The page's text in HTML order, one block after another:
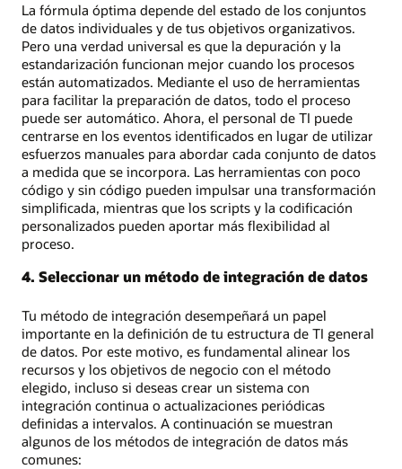
La fórmula óptima depende del estado de los conjuntos
de datos individuales y de tus objetivos organizativos.
Pero una verdad universal es que la depuración y la
estandarización funcionan mejor cuando los procesos
están automatizados. Mediante el uso de herramientas
para facilitar la preparación de datos, todo el proceso
puede ser automático. Ahora, el personal de TI puede
centrarse en los eventos identificados en lugar de utilizar
esfuerzos manuales para abordar cada conjunto de datos
a medida que se incorpora. Las herramientas con poco
código y sin código pueden impulsar una transformación
simplificada, mientras que los scripts y la codificación
personalizados pueden aportar más flexibilidad al
proceso.
4. Seleccionar un método de integración de datos
Tu método de integración desempeñará un papel
importante en la definición de tu estructura de TI general
de datos. Por este motivo, es fundamental alinear los
recursos y los objetivos de negocio con el método
elegido, incluso si deseas crear un sistema con
integración continua o actualizaciones periódicas
definidas a intervalos. A continuación se muestran
algunos de los métodos de integración de datos más
comunes: